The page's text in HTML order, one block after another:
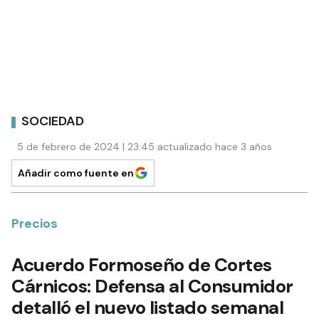
SOCIEDAD
5 de febrero de 2024 | 23:45 actualizado hace 3 años
Añadir como fuente en
Precios
Acuerdo Formoseño de Cortes
Cárnicos: Defensa al Consumidor
detalló el nuevo listado semanal